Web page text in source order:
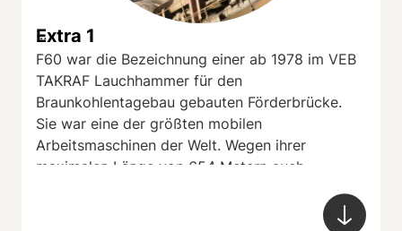
Extra 1
F60 war die Bezeichnung einer ab 1978 im VEB
TAKRAF Lauchhammer für den
Braunkohlentagebau gebauten Förderbrücke.
Sie war eine der größten mobilen
Arbeitsmaschinen der Welt. Wegen ihrer
maximalen Länge von 654 Metern auch
...